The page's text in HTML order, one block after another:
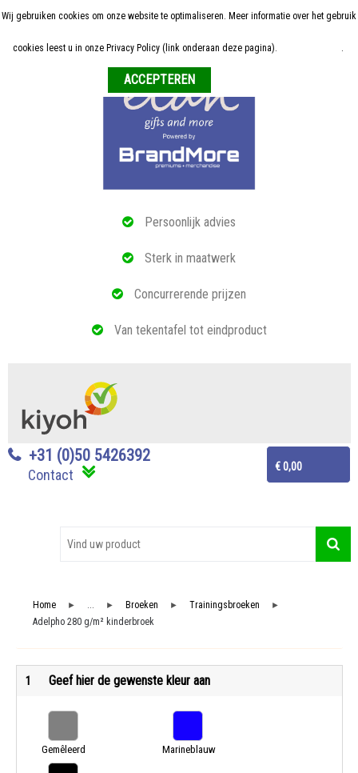
Persoonlijk advies
Sterk in maatwerk
Concurrerende prijzen
Van tekentafel tot eindproduct
€ 0,00
+31 (0)50 5426392
Contact
Home
ALLE RELATIEGESCHENKEN
Home ► ... ► Broeken ► Trainingsbroeken ►
Adelpho 280 g/m² kinderbroek
1 Geef hier de gewenste kleur aan
Gemêleerd
Grijs
Marineblauw
Wij gebruiken cookies om onze website te optimaliseren. Meer informatie over het gebruik
cookies leest u in onze Privacy Policy (link onderaan deze pagina). .